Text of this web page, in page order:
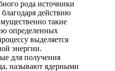
рода источники
действию
такие
определенных
выделяется
энергии.
для получения
называют ядерными